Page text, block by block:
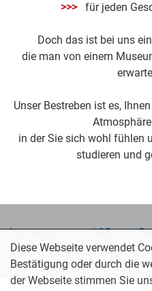
>>> für jeden
Doch das ist bei uns
die man von einem
Unser Bestreben ist es,
in der Sie sich wohl fühlen
studieren und
Impressum AGB
© 2026 Koller
Diese Webseite verwendet
Bestätigung oder durch die
der Webseite stimmen Sie